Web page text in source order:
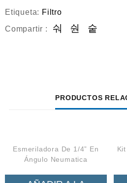
Etiqueta: Filtro
Compartir :
PRODUCTOS
Esmeriladora De 1/4” En
Ángulo Neumatica